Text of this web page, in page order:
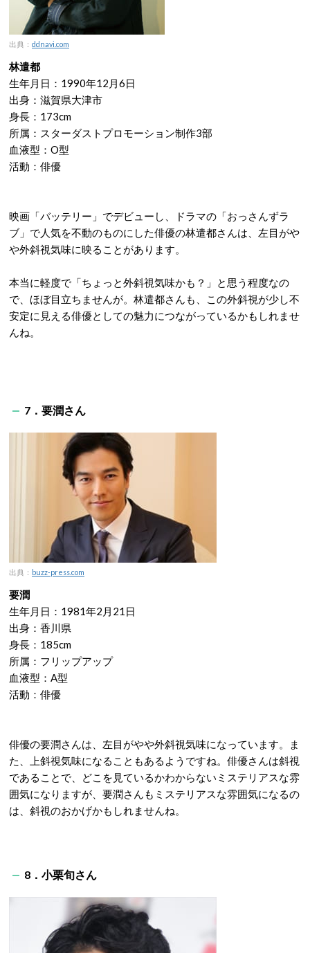
出典： ddnavi.com
林遣都
生年月日：1990年12月6日
出身：滋賀県大津市
身長：173cm
所属：スターダストプロモーション制作3部
血液型：O型
活動：俳優
映画「バッテリー」でデビューし、ドラマの「おっさんずラ
ブ」で人気を不動のものにした俳優の林遣都さんは、左目がや
や外斜視気味に映ることがあります。
本当に軽度で「ちょっと外斜視気味かも？」と思う程度なの
で、ほぼ目立ちませんが。林遣都さんも、この外斜視が少し不
安定に見える俳優としての魅力につながっているかもしれませ
んね。
7．要潤さん
出典： buzz-press.com
要潤
生年月日：1981年2月21日
出身：香川県
身長：185cm
所属：フリップアップ
血液型：A型
活動：俳優
俳優の要潤さんは、左目がやや外斜視気味になっています。ま
た、上斜視気味になることもあるようですね。俳優さんは斜視
であることで、どこを見ているかわからないミステリアスな雰
囲気になりますが、要潤さんもミステリアスな雰囲気になるの
は、斜視のおかげかもしれませんね。
8．小栗旬さん